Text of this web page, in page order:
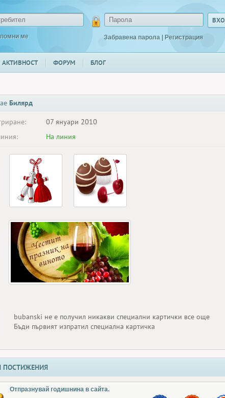
ме Забравена парола | Регистрация
АКТИВНОСТ ФОРУМ БЛОГ
Билярд
07 януари 2010
На линия
bubanski не е получил никакви специални картички все още
Бъди първият изпратил специална картичка
ПОСТИЖЕНИЯ
Отпразнувай годишнина в сайта.